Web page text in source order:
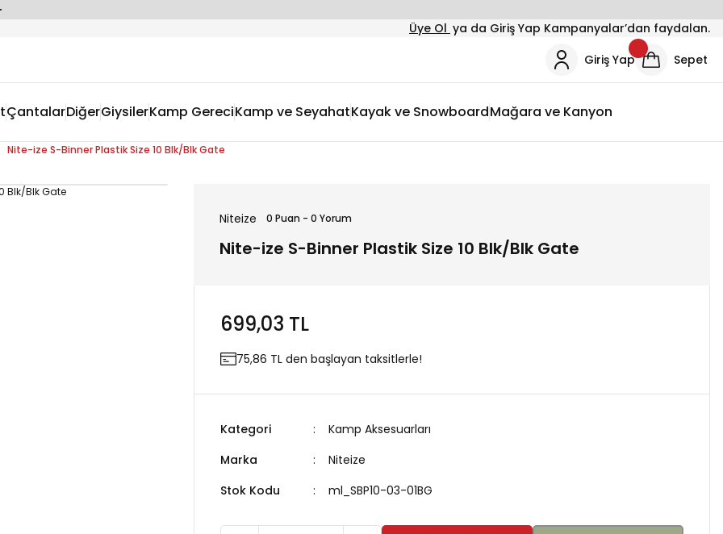
Üye Ol ya da Giriş Yap Kampanyalar’dan faydalan.
Giriş Yap
Sepet
ÇantalarDiğerGiysilerKamp GereciKamp ve SeyahatKayak ve SnowboardMağara ve Kanyon
Nite-ize S-Binner Plastik Size 10 Blk/Blk Gate
Niteize 0 Puan - 0 Yorum
Nite-ize S-Binner Plastik Size 10 Blk/Blk Gate
699,03 TL
75,86 TL den başlayan taksitlerle!
Kategori
Kamp Aksesuarları
Marka
Niteize
Stok Kodu
ml_SBP10-03-01BG